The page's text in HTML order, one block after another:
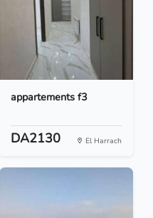
appartements f3
DA2130 El Harrach